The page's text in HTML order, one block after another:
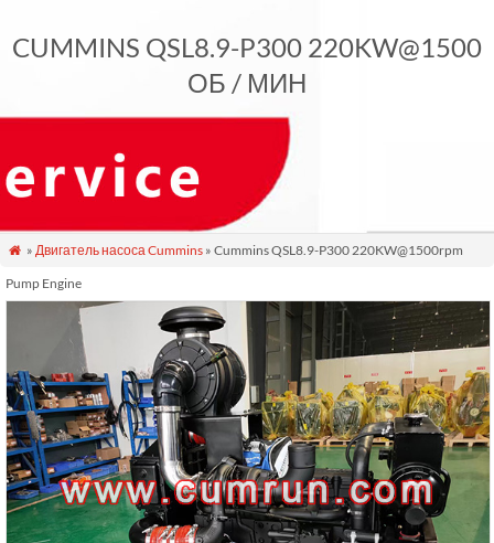
CUMMINS QSL8.9-P300 220KW@1500
ОБ / МИН
 » Двигатель насоса Cummins » Cummins QSL8.9-P300 220KW@1500rpm
Pump Engine